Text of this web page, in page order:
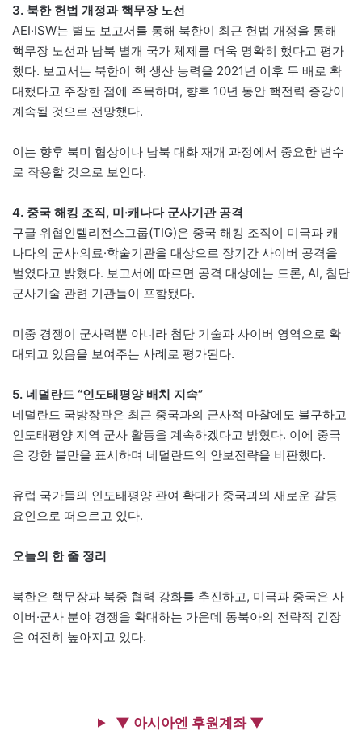
3. 북한 헌법 개정과 핵무장 노선
AEI·ISW는 별도 보고서를 통해 북한이 최근 헌법 개정을 통해
핵무장 노선과 남북 별개 국가 체제를 더욱 명확히 했다고 평가
했다. 보고서는 북한이 핵 생산 능력을 2021년 이후 두 배로 확
대했다고 주장한 점에 주목하며, 향후 10년 동안 핵전력 증강이
계속될 것으로 전망했다.
이는 향후 북미 협상이나 남북 대화 재개 과정에서 중요한 변수
로 작용할 것으로 보인다.
4. 중국 해킹 조직, 미·캐나다 군사기관 공격
구글 위협인텔리전스그룹(TIG)은 중국 해킹 조직이 미국과 캐
나다의 군사·의료·학술기관을 대상으로 장기간 사이버 공격을
벌였다고 밝혔다. 보고서에 따르면 공격 대상에는 드론, AI, 첨단
군사기술 관련 기관들이 포함됐다.
미중 경쟁이 군사력뿐 아니라 첨단 기술과 사이버 영역으로 확
대되고 있음을 보여주는 사례로 평가된다.
5. 네덜란드 “인도태평양 배치 지속”
네덜란드 국방장관은 최근 중국과의 군사적 마찰에도 불구하고
인도태평양 지역 군사 활동을 계속하겠다고 밝혔다. 이에 중국
은 강한 불만을 표시하며 네덜란드의 안보전략을 비판했다.
유럽 국가들의 인도태평양 관여 확대가 중국과의 새로운 갈등
요인으로 떠오르고 있다.
오늘의 한 줄 정리
북한은 핵무장과 북중 협력 강화를 추진하고, 미국과 중국은 사
이버·군사 분야 경쟁을 확대하는 가운데 동북아의 전략적 긴장
은 여전히 높아지고 있다.
▼ 아시아엔 후원계좌 ▼